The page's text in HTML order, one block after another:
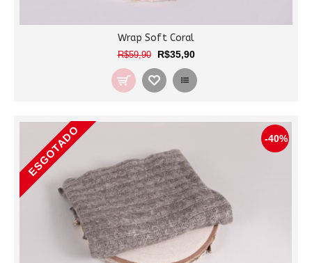
Wrap Soft Coral
R$59,90 R$35,90
-40%
ESGOTADO